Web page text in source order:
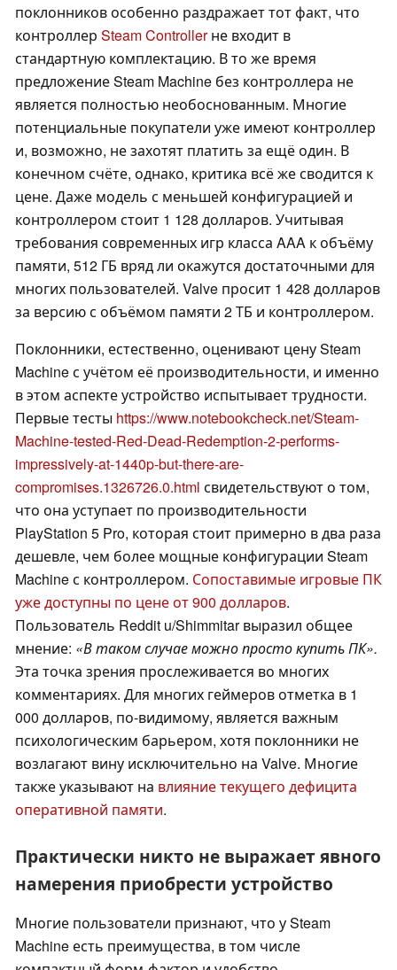
поклонников особенно раздражает тот факт, что
контроллер Steam Controllerне входит в
стандартную комплектацию. В то же время
предложение Steam Machine без контроллера не
является полностью необоснованным. Многие
потенциальные покупатели уже имеют контроллер
и, возможно, не захотят платить за ещё один. В
конечном счёте, однако, критика всё же сводится к
цене. Даже модель с меньшей конфигурацией и
контроллером стоит 1 128 долларов. Учитывая
требования современных игр класса AAA к объёму
памяти, 512 ГБ вряд ли окажутся достаточными для
многих пользователей. Valve просит 1 428 долларов
за версию с объёмом памяти 2 ТБ и контроллером.
Поклонники, естественно, оценивают цену Steam
Machine с учётом её производительности, и именно
в этом аспекте устройство испытывает трудности.
Первые тесты https://www.notebookcheck.net/Steam-
Machine-tested-Red-Dead-Redemption-2-performs-
impressively-at-1440p-but-there-are-
compromises.1326726.0.html свидетельствуют о том,
что она уступает по производительности
PlayStation 5 Pro, которая стоит примерно в два раза
дешевле, чем более мощные конфигурации Steam
Machine с контроллером. Сопоставимые игровые ПК
уже доступны по цене от 900 долларов.
Пользователь Reddit u/Shimmitar выразил общее
мнение: «В таком случае можно просто купить ПК».
Эта точка зрения прослеживается во многих
комментариях. Для многих геймеров отметка в 1
000 долларов, по-видимому, является важным
психологическим барьером, хотя поклонники не
возлагают вину исключительно на Valve. Многие
также указывают на влияние текущего дефицита
оперативной памяти.
Практически никто не выражает явного
намерения приобрести устройство
Многие пользователи признают, что у Steam
Machine есть преимущества, в том числе